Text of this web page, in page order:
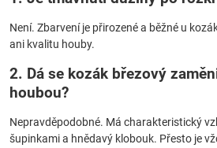
Není. Zbarvení je přirozené a běžné u
ani kvalitu houby.
2. Dá se kozák březový
houbou?
Nepravděpodobné. Má charakteristický
šupinkami a hnědavý klobouk. Přesto je